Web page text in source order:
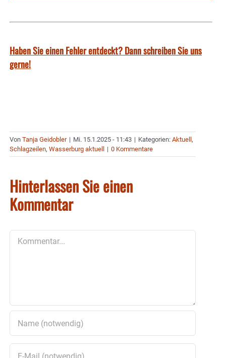
Haben Sie einen Fehler entdeckt? Dann schreiben Sie uns
gerne!
Von Tanja Geidobler | Mi. 15.1.2025 - 11:43 | Kategorien: Aktuell ,
Schlagzeilen, Wasserburg aktuell | 0 Kommentare
Hinterlassen Sie einen
Kommentar